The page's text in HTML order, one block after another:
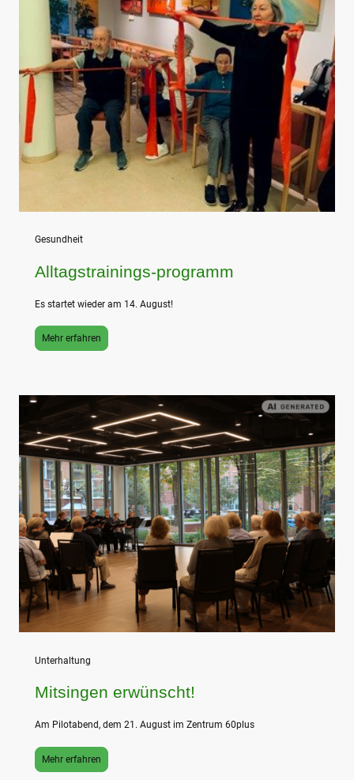
Gesundheit
Alltagstrainings-programm
Es startet wieder am 14. August!
Mehr erfahren
Unterhaltung
Mitsingen erwünscht!
Am Pilotabend, dem 21. August im Zentrum 60plus
Mehr erfahren